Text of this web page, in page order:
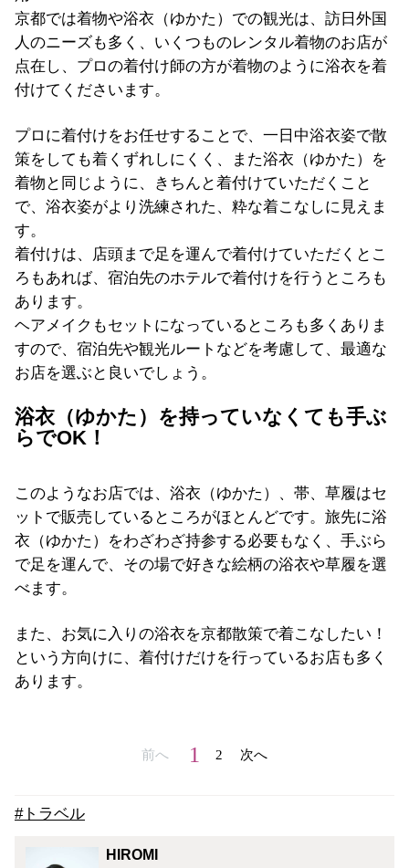
京都では着物や浴衣（ゆかた）での観光は、訪日外国
人のニーズも多く、いくつものレンタル着物のお店が
点在し、プロの着付け師の方が着物のように浴衣を着
付けてくださいます。
プロに着付けをお任せすることで、一日中浴衣姿で散
策をしても着くずれしにくく、また浴衣（ゆかた）を
着物と同じように、きちんと着付けていただくこと
で、浴衣姿がより洗練された、粋な着こなしに見えま
す。
着付けは、店頭まで足を運んで着付けていただくとこ
ろもあれば、宿泊先のホテルで着付けを行うところも
あります。
ヘアメイクもセットになっているところも多くありま
すので、宿泊先や観光ルートなどを考慮して、最適な
お店を選ぶと良いでしょう。
浴衣（ゆかた）を持っていなくても手ぶ
らでOK！
このようなお店では、浴衣（ゆかた）、帯、草履はセ
ットで販売しているところがほとんどです。旅先に浴
衣（ゆかた）をわざわざ持参する必要もなく、手ぶら
で足を運んで、その場で好きな絵柄の浴衣や草履を選
べます。
また、お気に入りの浴衣を京都散策で着こなしたい！
という方向けに、着付けだけを行っているお店も多く
あります。
前へ 1 2 次へ
#トラベル
HIROMI